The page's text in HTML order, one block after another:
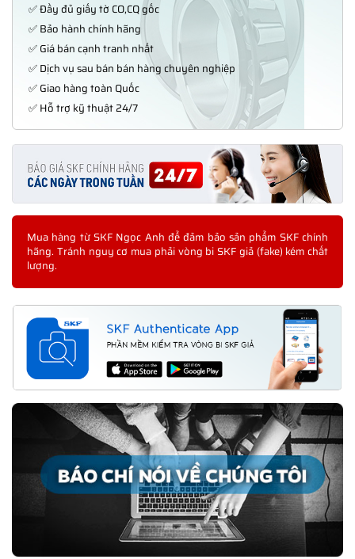
✅ Đầy đủ giấy tờ CO,CQ gốc
✅ Bảo hành chính hãng
✅ Giá bán cạnh tranh nhất
✅ Dịch vụ sau bán bán hàng chuyên nghiệp
✅ Giao hàng toàn Quốc
✅ Hỗ trợ kỹ thuật 24/7
Mua hàng từ SKF Ngọc Anh để đảm bảo sản phẩm SKF chính
hãng. Tránh nguy cơ mua phải vòng bi SKF giả (fake) kém chất
lượng.